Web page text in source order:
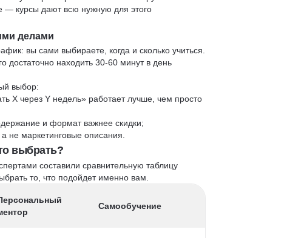
— курсы дают всю нужную для этого
делами
вы сами выбираете, когда и сколько учиться.
достаточно находить 30-60 минут в день
выбор:
X через Y недель» работает лучше, чем просто
и формат важнее скидки;
не маркетинговые описания.
выбрать?
составили сравнительную таблицу
то, что подойдет именно вам.
Самообучение